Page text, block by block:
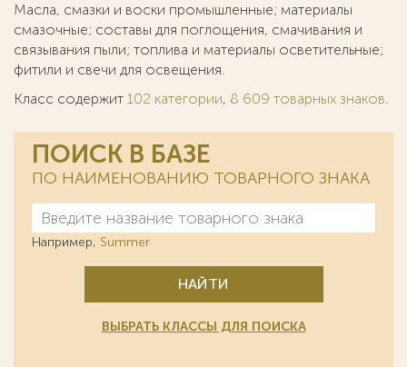
Масла, смазки и воски промышленные; материалы
смазочные; составы для поглощения, смачивания и
связывания пыли; топлива и материалы осветительные;
фитили и свечи для освещения.
Класс содержит 102 категории, 8 609 товарных знаков.
ПОИСК В БАЗЕ
ПО НАИМЕНОВАНИЮ ТОВАРНОГО ЗНАКА
Например, Summer
НАЙТИ
ВЫБРАТЬ КЛАССЫ ДЛЯ ПОИСКА